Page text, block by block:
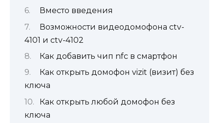
Вместо введения
Возможности видеодомофона ctv-
4101 и ctv-4102
Как добавить чип nfc в смартфон
Как открыть домофон vizit (визит) без
ключа
Как открыть любой домофон без
ключа